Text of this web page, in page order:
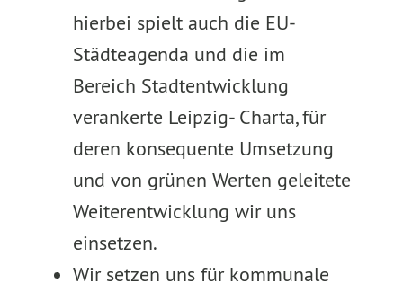
hierbei spielt auch die EU-
Städteagenda und die im
Bereich Stadtentwicklung
verankerte Leipzig- Charta, für
deren konsequente Umsetzung
und von grünen Werten geleitete
Weiterentwicklung wir uns
einsetzen.
Wir setzen uns für kommunale